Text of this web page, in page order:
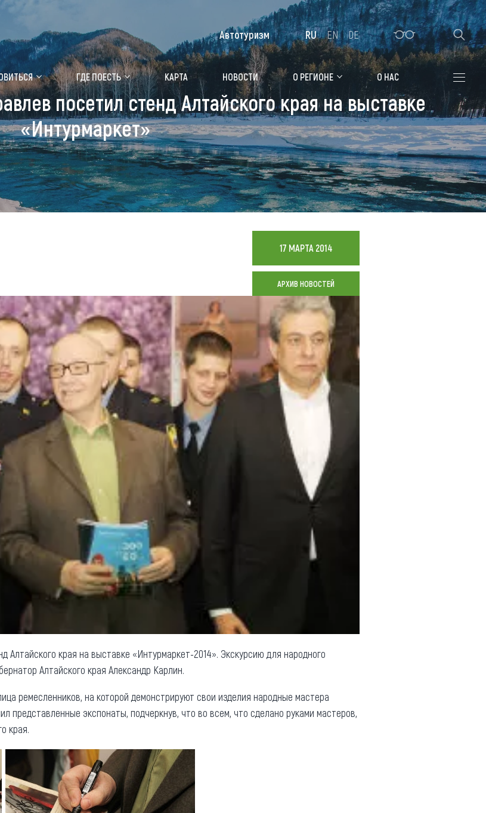
Медицинский форум Алтайская зимовка
культуры
мест
Чем заняться
Календарь событий
Аудиогид
Мой маршрут
Где остановиться
Санатории
Гостиницы, отели
Коттеджи, базы
Сельские усадьбы
Мотели, придорожные отели
(сувениры)
Общая информация
Как добраться
Люди, прославившие Алтай
Карты и буклеты
Коллекция впечатлений
Блог путешественника
Видеогалерея
Фотогалерея
ГДЕ ПОЕСТЬ КАРТА НОВОСТИ О РЕГИОНЕ О НАС
Автотуризм RU EN DE
посетил стенд Алтайского края на выставке
«Интурмаркет»
17 МАРТА 2014
АРХИВ НОВОСТЕЙ
Алтайского края на выставке «Интурмаркет-2014». Экскурсию для народного
Алтайского края Александр Карлин.
ремесленников, на которой демонстрируют свои изделия народные мастера
представленные экспонаты, подчеркнув, что во всем, что сделано руками мастеров,
края.